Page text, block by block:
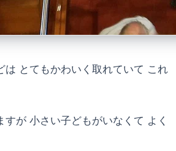
は とてもかわいく取れていて これ
が 小さい子どもがいなくて よく